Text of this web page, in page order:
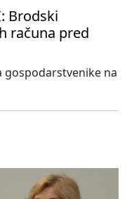
Brodski
računa pred
gospodarstvenike na